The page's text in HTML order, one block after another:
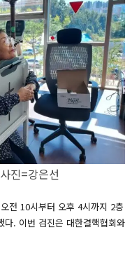
진=강은선
전 10시부터 오후 4시까지 2층
다. 이번 검진은 대한결핵협회와